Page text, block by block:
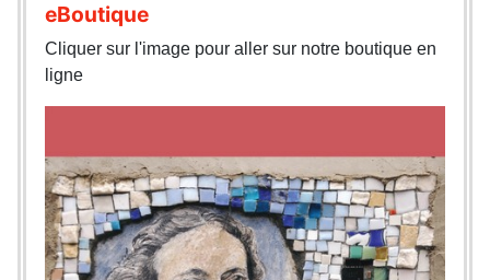
eBoutique
Cliquer sur l'image pour aller sur notre boutique en
ligne